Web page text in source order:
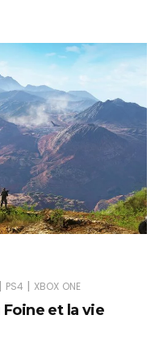
| PS4 | XBOX ONE
et la vie